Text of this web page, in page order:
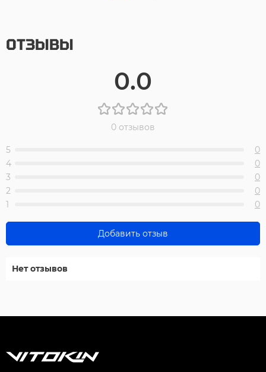
ОТЗЫВЫ
0.0
0 отзывов
5
0
4
0
3
0
2
0
1
0
Добавить отзыв
Нет отзывов